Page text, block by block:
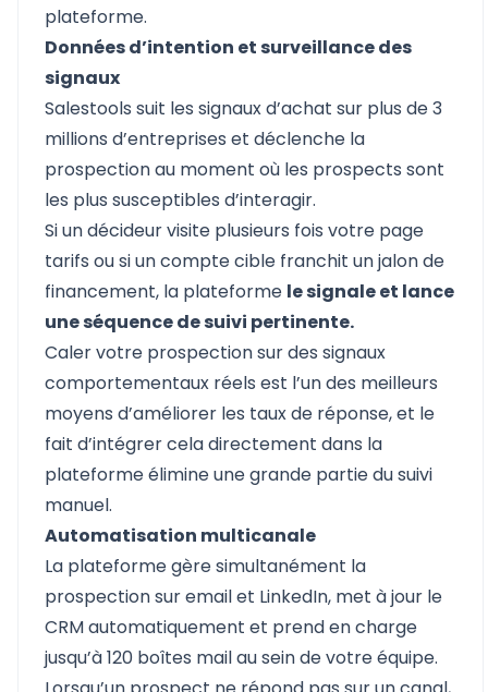
plateforme.
Données d’intention et surveillance des
signaux
Salestools suit les signaux d’achat sur plus de 3
millions d’entreprises et déclenche la
prospection au moment où les prospects sont
les plus susceptibles d’interagir.
Si un décideur visite plusieurs fois votre page
tarifs ou si un compte cible franchit un jalon de
financement, la plateforme le signale et lance
une séquence de suivi pertinente.
Caler votre prospection sur des signaux
comportementaux réels est l’un des meilleurs
moyens d’améliorer les taux de réponse, et le
fait d’intégrer cela directement dans la
plateforme élimine une grande partie du suivi
manuel.
Automatisation multicanale
La plateforme gère simultanément la
prospection sur email et LinkedIn, met à jour le
CRM automatiquement et prend en charge
jusqu’à 120 boîtes mail au sein de votre équipe.